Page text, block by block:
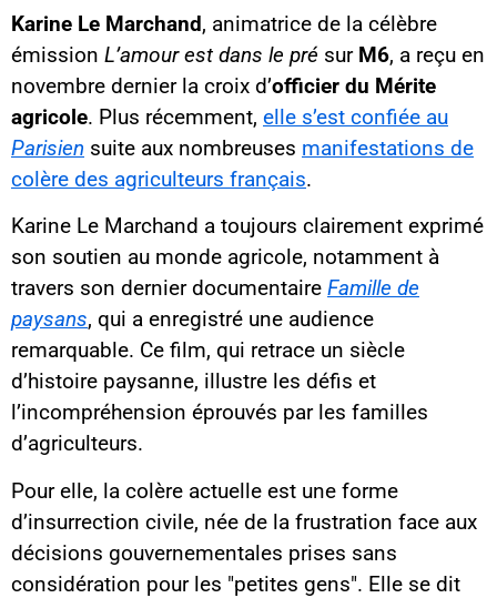
Karine Le Marchand, animatrice de la célèbre
émission L’amour est dans le pré sur M6, a reçu en
novembre dernier la croix d’officier du Mérite
agricole. Plus récemment, elle s’est confiée au
Parisien suite aux nombreuses manifestations de
colère des agriculteurs français.
Karine Le Marchand a toujours clairement exprimé
son soutien au monde agricole, notamment à
travers son dernier documentaire Famille de
paysans, qui a enregistré une audience
remarquable. Ce film, qui retrace un siècle
d’histoire paysanne, illustre les défis et
l’incompréhension éprouvés par les familles
d’agriculteurs.
Pour elle, la colère actuelle est une forme
d’insurrection civile, née de la frustration face aux
décisions gouvernementales prises sans
considération pour les "petites gens". Elle se dit